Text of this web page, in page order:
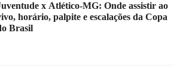
x Atlético-MG: Onde assistir ao
horário, palpite e escalações da Copa
Brasil